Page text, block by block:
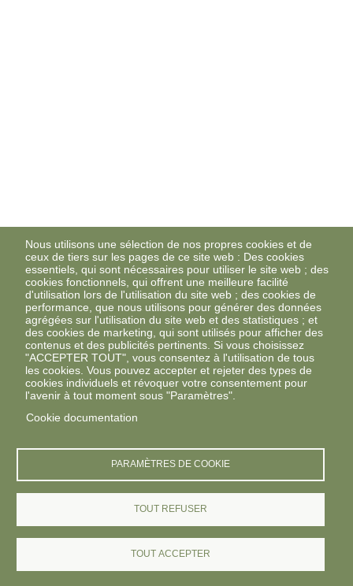
Nous utilisons une sélection de nos propres cookies et de
ceux de tiers sur les pages de ce site web : Des cookies
essentiels, qui sont nécessaires pour utiliser le site web ; des
cookies fonctionnels, qui offrent une meilleure facilité
d'utilisation lors de l'utilisation du site web ; des cookies de
performance, que nous utilisons pour générer des données
agrégées sur l'utilisation du site web et des statistiques ; et
des cookies de marketing, qui sont utilisés pour afficher des
contenus et des publicités pertinents. Si vous choisissez
"ACCEPTER TOUT", vous consentez à l'utilisation de tous
les cookies. Vous pouvez accepter et rejeter des types de
cookies individuels et révoquer votre consentement pour
l'avenir à tout moment sous "Paramètres".
Cookie documentation
PARAMÈTRES DE COOKIE
TOUT REFUSER
TOUT ACCEPTER